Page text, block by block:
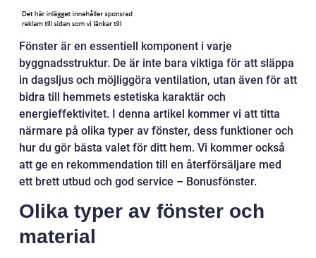
Fönster är en essentiell komponent i varje
byggnadsstruktur. De är inte bara viktiga för att släppa
in dagsljus och möjliggöra ventilation, utan även för att
bidra till hemmets estetiska karaktär och
energieffektivitet. I denna artikel kommer vi att titta
närmare på olika typer av fönster, dess funktioner och
hur du gör bästa valet för ditt hem. Vi kommer också
att ge en rekommendation till en återförsäljare med
ett brett utbud och god service – Bonusfönster.
Olika typer av fönster och
material